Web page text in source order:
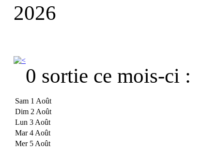
2026
0 sortie ce mois-ci :
Sam 1 Août
Dim 2 Août
Lun 3 Août
Mar 4 Août
Mer 5 Août